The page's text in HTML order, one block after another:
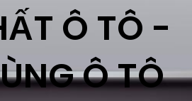
Ô TÔ -
Ô TÔ